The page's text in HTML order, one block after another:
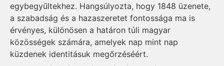
egybegyűltekhez. Hangsúlyozta, hogy 1848 üzenete,
a szabadság és a hazaszeretet fontossága ma is
érvényes, különösen a határon túli magyar
közösségek számára, amelyek nap mint nap
küzdenek identitásuk megőrzéséért.